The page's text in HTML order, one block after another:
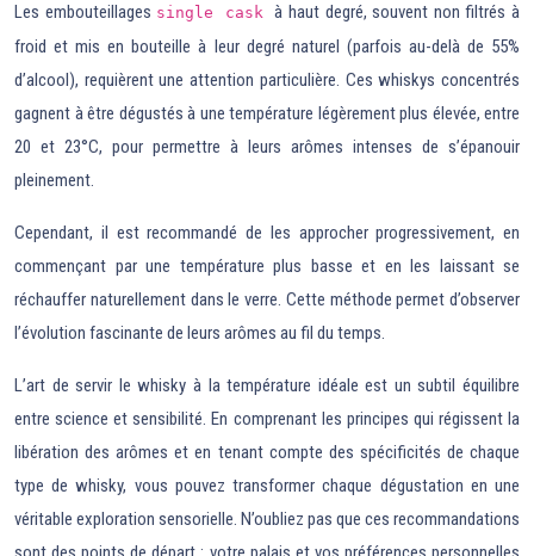
Les embouteillages single caskà haut degré, souvent non filtrés à
froid et mis en bouteille à leur degré naturel (parfois au-delà de 55%
d’alcool), requièrent une attention particulière. Ces whiskys concentrés
gagnent à être dégustés à une température légèrement plus élevée, entre
20 et 23°C, pour permettre à leurs arômes intenses de s’épanouir
pleinement.
Cependant, il est recommandé de les approcher progressivement, en
commençant par une température plus basse et en les laissant se
réchauffer naturellement dans le verre. Cette méthode permet d’observer
l’évolution fascinante de leurs arômes au fil du temps.
L’art de servir le whisky à la température idéale est un subtil équilibre
entre science et sensibilité. En comprenant les principes qui régissent la
libération des arômes et en tenant compte des spécificités de chaque
type de whisky, vous pouvez transformer chaque dégustation en une
véritable exploration sensorielle. N’oubliez pas que ces recommandations